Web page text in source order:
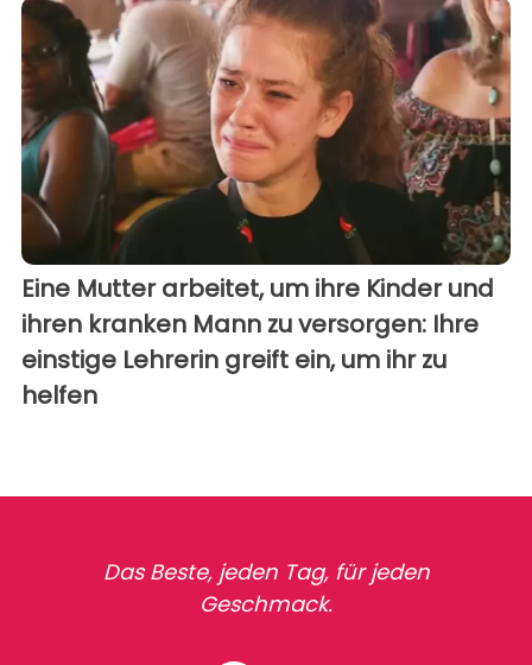
Eine Mutter arbeitet, um ihre Kinder und
ihren kranken Mann zu versorgen: Ihre
einstige Lehrerin greift ein, um ihr zu
helfen
Das Beste, jeden Tag, für jeden
Geschmack.